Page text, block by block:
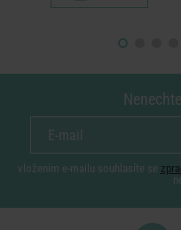
vložením e-mailu souhlasíte se